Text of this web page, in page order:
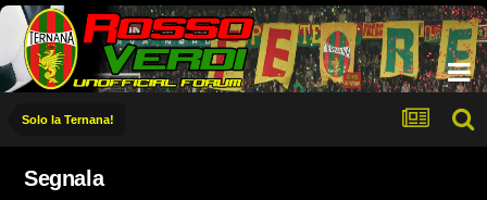
Solo la Ternana!
Segnala